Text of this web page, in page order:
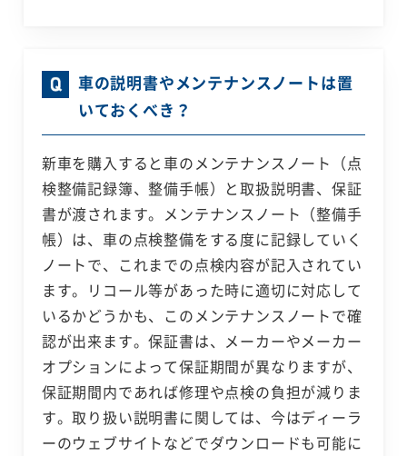
車の説明書やメンテナンスノートは置
いておくべき？
新車を購入すると車のメンテナンスノート（点
検整備記録簿、整備手帳）と取扱説明書、保証
書が渡されます。メンテナンスノート（整備手
帳）は、車の点検整備をする度に記録していく
ノートで、これまでの点検内容が記入されてい
ます。リコール等があった時に適切に対応して
いるかどうかも、このメンテナンスノートで確
認が出来ます。保証書は、メーカーやメーカー
オプションによって保証期間が異なりますが、
保証期間内であれば修理や点検の負担が減りま
す。取り扱い説明書に関しては、今はディーラ
ーのウェブサイトなどでダウンロードも可能に